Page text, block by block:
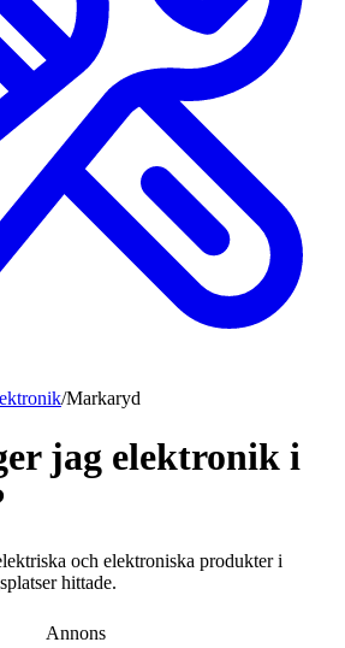
/Markaryd
jag elektronik i
och elektroniska produkteri
hittade.
Annons